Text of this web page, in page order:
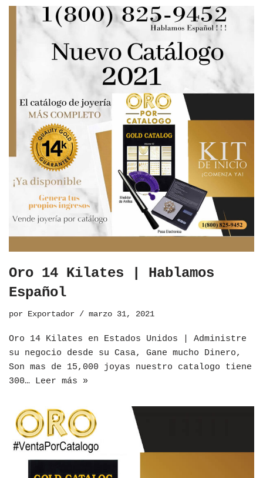
Oro 14 Kilates | Hablamos
Español
por Exportador marzo 31, 2021
Oro 14 Kilates en Estados Unidos | Administre
su negocio desde su Casa, Gane mucho Dinero,
Son mas de 15,000 joyas nuestro catalogo tiene
300… Leer más »